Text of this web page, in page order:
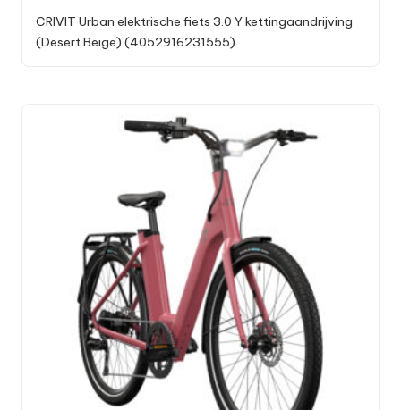
CRIVIT Urban elektrische fiets 3.0 Y kettingaandrijving
(Desert Beige) (4052916231555)